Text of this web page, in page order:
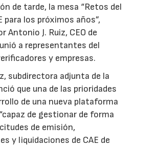
de tarde, la mesa “Retos del
para los próximos años”,
Antonio J. Ruiz, CEO de
a representantes del
y empresas.
subdirectora adjunta de la
que una de las prioridades
de una nueva plataforma
de gestionar de forma
de emisión,
y liquidaciones de CAE de